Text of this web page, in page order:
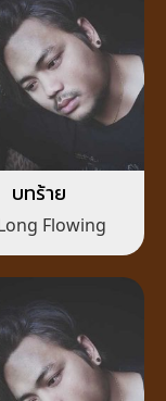
บทร้าย
Flowing